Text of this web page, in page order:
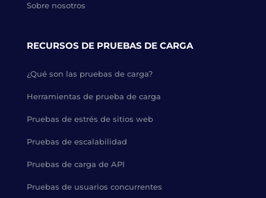
Sobre nosotros
RECURSOS DE PRUEBAS DE CARGA
¿Qué son las pruebas de carga?
Herramientas de prueba de carga
Pruebas de estrés de sitios web
Pruebas de escalabilidad
Pruebas de carga de API
Pruebas de usuarios concurrentes